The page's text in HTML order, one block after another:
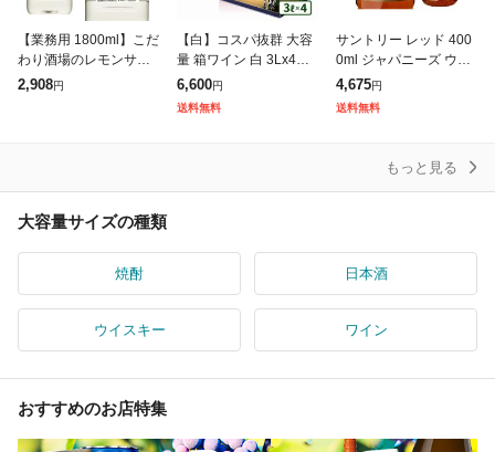
【業務用 1800ml】こだ
わり酒場のレモンサワ
ーの素 サントリー ソー
2,908円
【白】コスパ抜群 大容
量 箱ワイン 白 3Lx4箱
【ロスカロス 白】お手
頃価格で毎日美味しく
6,600円
送料無料
サントリー レッド 400
0ml ジャパニーズ ウイ
スキー 大容量 suntory r
ed japanese whisky [長
4,675円
送料無料
もっと見る
大容量サイズの種類
焼酎 日本酒
ウイスキー ワイン
おすすめのお店特集